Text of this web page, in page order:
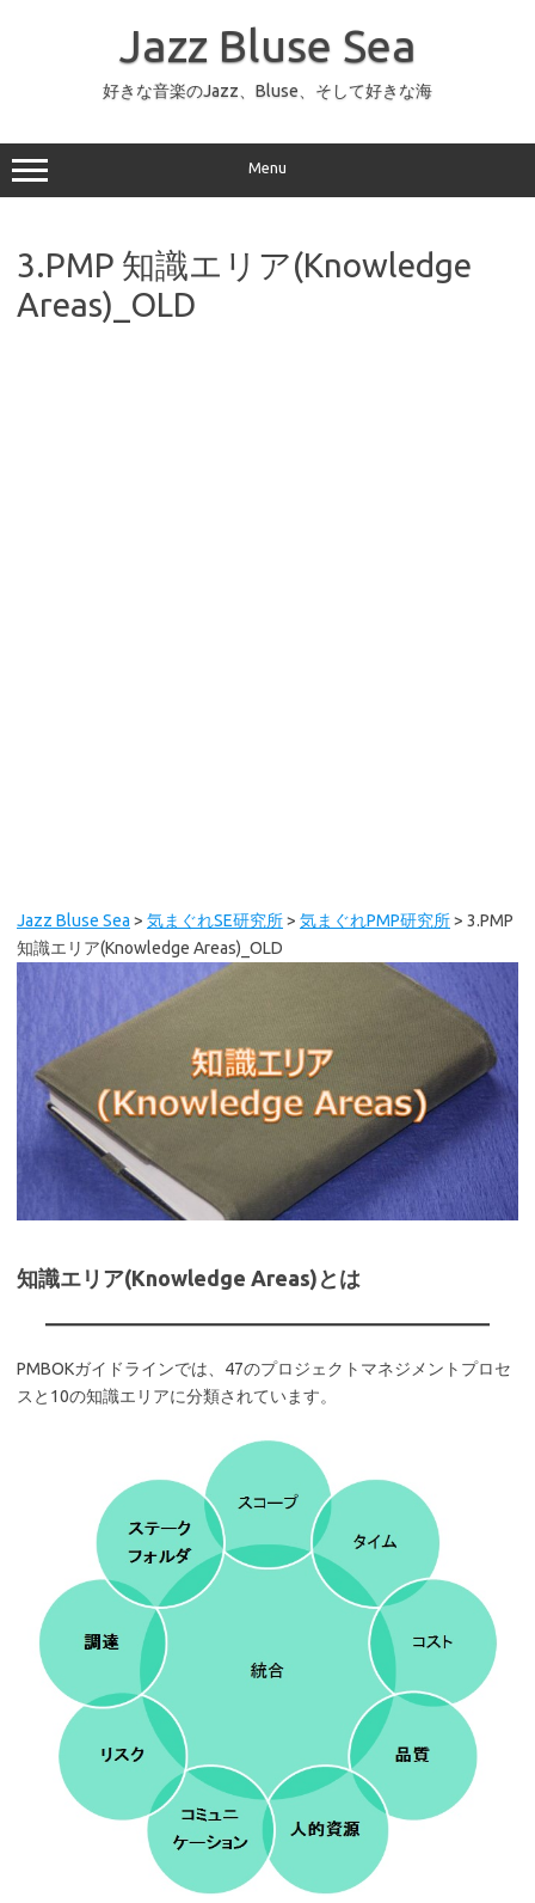
ッ
プ
Jazz Bluse Sea
好きな音楽のJazz、Bluse、そして好きな海
Menu
3.PMP 知識エリア(Knowledge
Areas)_OLD
Jazz Bluse Sea > 気まぐれSE研究所> 気まぐれPMP研究所> 3.PMP
知識エリア(Knowledge Areas)_OLD
知識エリア(Knowledge Areas)とは
PMBOKガイドラインでは、47のプロジェクトマネジメントプロセ
スと10の知識エリアに分類されています。